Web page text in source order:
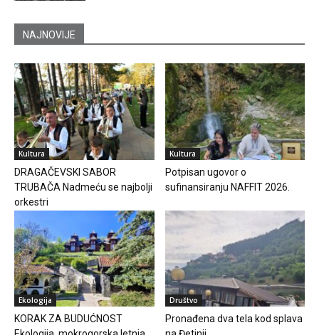
NAJNOVIJE
Kultura
DRAGAČEVSKI SABOR
TRUBAČA Nadmeću se najbolji
orkestri
Kultura
Potpisan ugovor o
sufinansiranju NAFFIT 2026.
Ekologija
KORAK ZA BUDUĆNOST
Društvo
Pronađena dva tela kod splava